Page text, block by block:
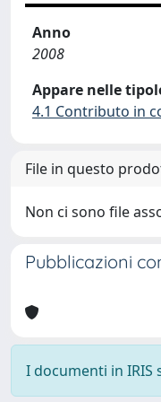
Anno
2008
Appare nelle
4.1 Contributo in
File in questo
Non ci sono file
Pubblicazioni
I documenti in